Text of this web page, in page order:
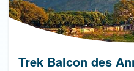
Trek Balcon des